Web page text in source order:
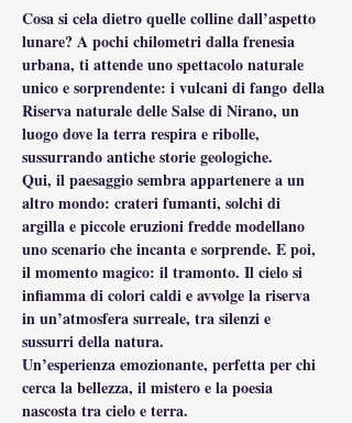
Cosa si cela dietro quelle colline dall’aspetto
lunare? A pochi chilometri dalla frenesia
urbana, ti attende uno spettacolo naturale
unico e sorprendente: i vulcani di fango della
Riserva naturale delle Salse di Nirano, un
luogo dove la terra respira e ribolle,
sussurrando antiche storie geologiche.
Qui, il paesaggio sembra appartenere a un
altro mondo: crateri fumanti, solchi di
argilla e piccole eruzioni fredde modellano
uno scenario che incanta e sorprende. E poi,
il momento magico: il tramonto. Il cielo si
infiamma di colori caldi e avvolge la riserva
in un’atmosfera surreale, tra silenzi e
sussurri della natura.
Un’esperienza emozionante, perfetta per chi
cerca la bellezza, il mistero e la poesia
nascosta tra cielo e terra.